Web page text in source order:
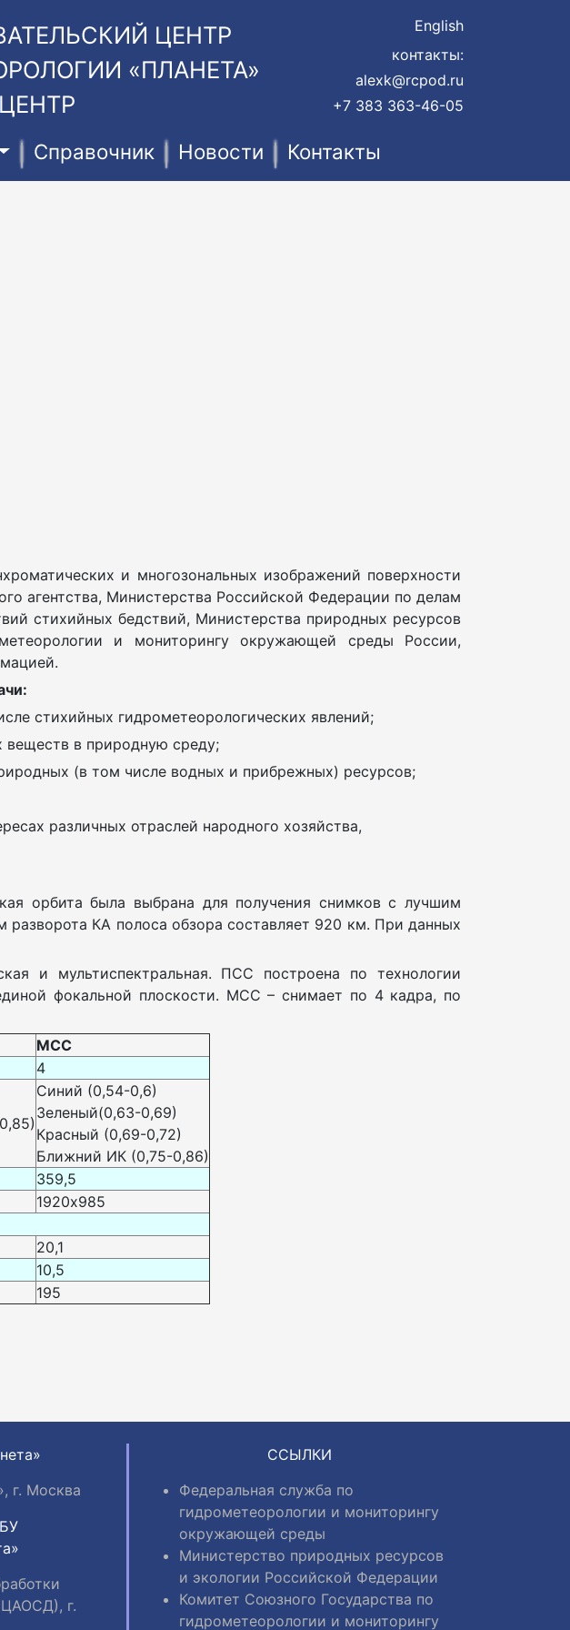
ЦЕНТР
«ПЛАНЕТА»
English
контакты:
alexk@rcpod.ru
+7 383 363-46-05
Справочник Новости Контакты
и многозональных изображений поверхности
агентства, Министерства Российской Федерации по делам
стихийных бедствий, Министерства природных ресурсов
и мониторингу окружающей среды России,
стихийных гидрометеорологических явлений;
веществ в природную среду;
(в том числе водных и прибрежных) ресурсов;
различных отраслей народного хозяйства,
орбита была выбрана для получения снимков с лучшим
КА полоса обзора составляет 920 км. При данных
и мультиспектральная. ПСС построена по технологии
фокальной плоскости. МСС – снимает по 4 кадра, по
МСС
4
Синий (0,54-0,6)
Зеленый(0,63-0,69)
Красный (0,69-0,72)
Ближний ИК (0,75-0,86)
359,5
1920х985
20,1
10,5
195
г. Москва
г.
ССЫЛКИ
Федеральная служба по
гидрометеорологии и мониторингу
окружающей среды
Министерство природных ресурсов
и экологии Российской Федерации
Комитет Союзного Государства по
гидрометеорологии и мониторингу